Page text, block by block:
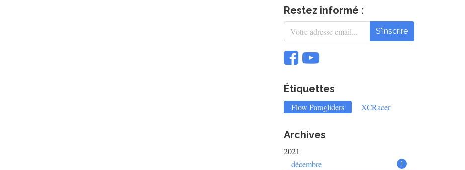
Restez informé :
S'inscrire
Étiquettes
Flow Paragliders XCRacer
Archives
2021
décembre
1